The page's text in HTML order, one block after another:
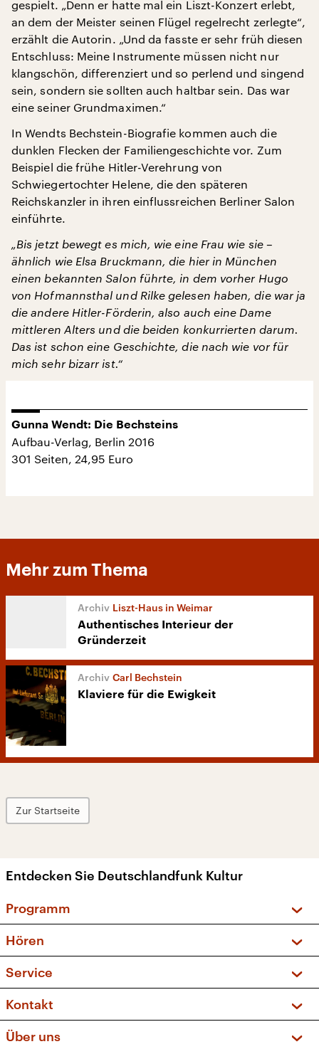
gespielt. „Denn er hatte mal ein Liszt-Konzert erlebt,
an dem der Meister seinen Flügel regelrecht zerlegte“,
erzählt die Autorin. „Und da fasste er sehr früh diesen
Entschluss: Meine Instrumente müssen nicht nur
klangschön, differenziert und so perlend und singend
sein, sondern sie sollten auch haltbar sein. Das war
eine seiner Grundmaximen.“
In Wendts Bechstein-Biografie kommen auch die
dunklen Flecken der Familiengeschichte vor. Zum
Beispiel die frühe Hitler-Verehrung von
Schwiegertochter Helene, die den späteren
Reichskanzler in ihren einflussreichen Berliner Salon
einführte.
„Bis jetzt bewegt es mich, wie eine Frau wie sie –
ähnlich wie Elsa Bruckmann, die hier in München
einen bekannten Salon führte, in dem vorher Hugo
von Hofmannsthal und Rilke gelesen haben, die war ja
die andere Hitler-Förderin, also auch eine Dame
mittleren Alters und die beiden konkurrierten darum.
Das ist schon eine Geschichte, die nach wie vor für
mich sehr bizarr ist.“
Gunna Wendt: Die Bechsteins
Aufbau-Verlag, Berlin 2016
301 Seiten, 24,95 Euro
Mehr zum Thema
Liszt-Haus in Weimar
Authentisches Interieur der
Gründerzeit
Carl Bechstein
Klaviere für die Ewigkeit
Zur Startseite
Entdecken Sie Deutschlandfunk Kultur
Programm
Sendungen und Podcasts
Musikliste
Kakadu – Das Kinderprogramm
Hören
Frequenzen (UKW + DAB+)
Service
FAQ
Apps
Newsletter
Kontakt
Über uns